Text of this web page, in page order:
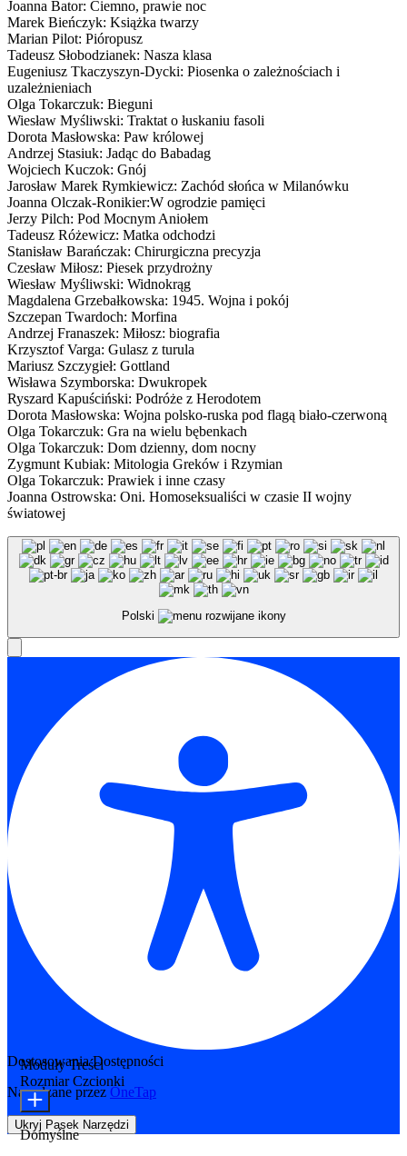
Joanna Bator: Ciemno, prawie noc
Marek Bieńczyk: Książka twarzy
Marian Pilot: Pióropusz
Tadeusz Słobodzianek: Nasza klasa
Eugeniusz Tkaczyszyn-Dycki: Piosenka o zależnościach i
uzależnieniach
Olga Tokarczuk: Bieguni
Wiesław Myśliwski: Traktat o łuskaniu fasoli
Dorota Masłowska: Paw królowej
Andrzej Stasiuk: Jadąc do Babadag
Wojciech Kuczok: Gnój
Jarosław Marek Rymkiewicz: Zachód słońca w Milanówku
Joanna Olczak-Ronikier:W ogrodzie pamięci
Jerzy Pilch: Pod Mocnym Aniołem
Tadeusz Różewicz: Matka odchodzi
Stanisław Barańczak: Chirurgiczna precyzja
Czesław Miłosz: Piesek przydrożny
Wiesław Myśliwski: Widnokrąg
Magdalena Grzebałkowska: 1945. Wojna i pokój
Szczepan Twardoch: Morfina
Andrzej Franaszek: Miłosz: biografia
Krzysztof Varga: Gulasz z turula
Mariusz Szczygieł: Gottland
Wisława Szymborska: Dwukropek
Ryszard Kapuściński: Podróże z Herodotem
Dorota Masłowska: Wojna polsko-ruska pod flagą biało-czerwoną
Olga Tokarczuk: Gra na wielu bębenkach
Olga Tokarczuk: Dom dzienny, dom nocny
Zygmunt Kubiak: Mitologia Greków i Rzymian
Olga Tokarczuk: Prawiek i inne czasy
Joanna Ostrowska: Oni. Homoseksualiści w czasie II wojny
światowej
Polski
Dostosowania Dostępności
Napędzane przez OneTap
Ukryj Pasek Narzędzi
Moduły Treści
Rozmiar Czcionki
Domyślne